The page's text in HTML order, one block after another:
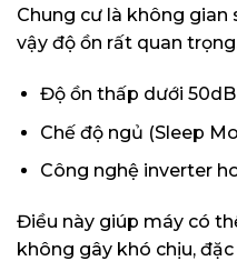
Chung cư là không gian
vậy độ ồn rất quan
Độ ồn thấp dưới
Chế độ ngủ (Sleep
Công nghệ inverter
Điều này giúp máy có
không gây khó chịu,